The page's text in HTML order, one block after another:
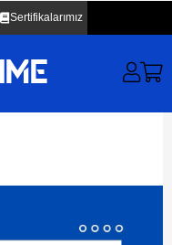
Sertifikalarımız